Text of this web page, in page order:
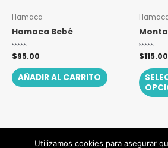
Hamaca
Hamaca Bebé
Valorado
con
de
5
$95.00
AÑADIR AL CARRITO
Valorado
con
de
5
$115.00
Utilizamos cookies para asegurar